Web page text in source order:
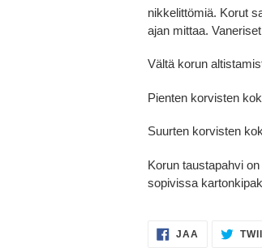
nikkelittömiä. Korut
ajan mittaa.
Vältä korun
Pienten korvisten
Suurten korvisten
Korun taustapahvi
sopivissa
JAA